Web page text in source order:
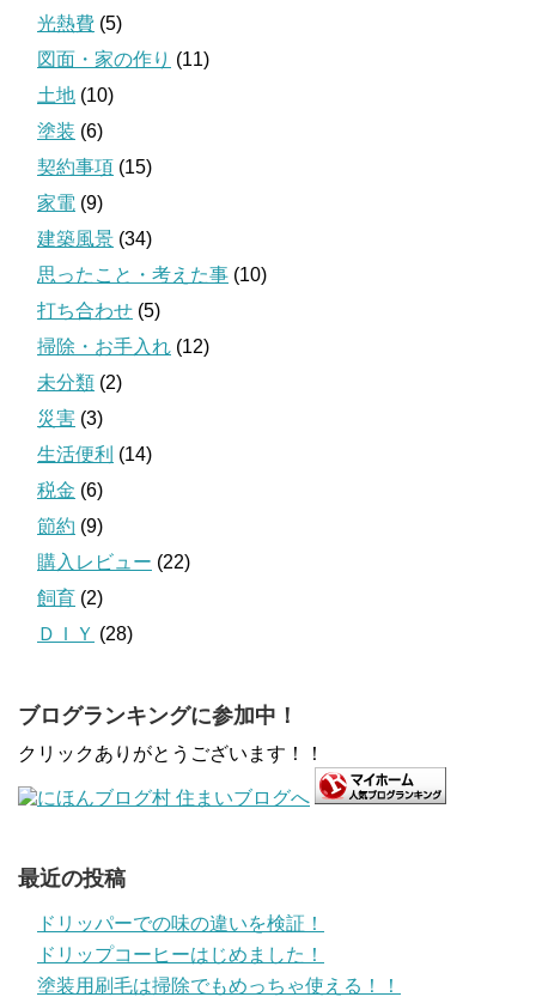
光熱費 (5)
図面・家の作り (11)
土地 (10)
塗装 (6)
契約事項 (15)
家電 (9)
建築風景 (34)
思ったこと・考えた事 (10)
打ち合わせ (5)
掃除・お手入れ (12)
未分類 (2)
災害 (3)
生活便利 (14)
税金 (6)
節約 (9)
購入レビュー (22)
飼育 (2)
ＤＩＹ (28)
ブログランキングに参加中！
クリックありがとうございます！！
最近の投稿
ドリッパーでの味の違いを検証！
ドリップコーヒーはじめました！
塗装用刷毛は掃除でもめっちゃ使える！！